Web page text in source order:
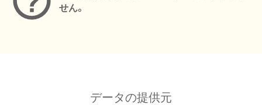
せん。
データの提供元